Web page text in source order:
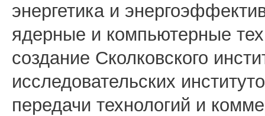
энергетика и
ядерные и компьютерные
создание Сколковского
исследовательских
передачи технологий и